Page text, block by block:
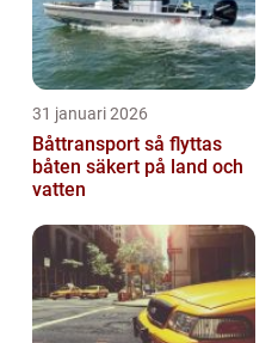
31 januari 2026
Båttransport så flyttas
båten säkert på land och
vatten